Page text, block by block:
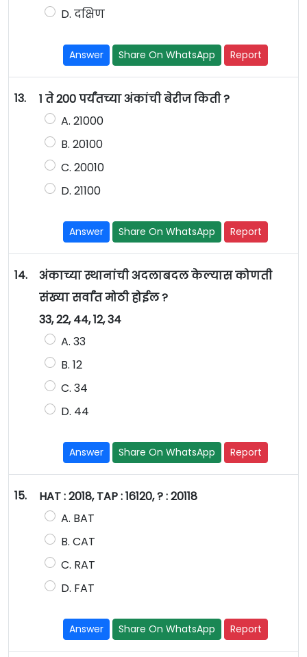
D. दक्षिण
Answer Share On WhatsApp Report
13.
1 ते 200 पर्यंतच्या अंकांची बेरीज किती ?
A. 21000
B. 20100
C. 20010
D. 21100
Answer Share On WhatsApp Report
14.
अंकाच्या स्थानांची अदलाबदल केल्यास कोणती
संख्या सर्वांत मोठी होईल ?
33, 22, 44, 12, 34
A. 33
B. 12
C. 34
D. 44
Answer Share On WhatsApp Report
15.
HAT : 2018, TAP : 16120, ? : 20118
A. BAT
B. CAT
C. RAT
D. FAT
Answer Share On WhatsApp Report